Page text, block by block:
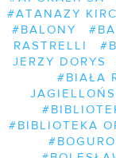
#ATANAZY
#BALONY
RASTRELLI
JERZY DORYS
#BIAŁA
#BIBLIOTEKA